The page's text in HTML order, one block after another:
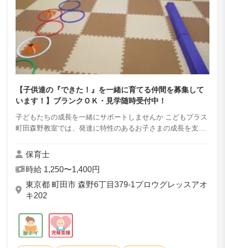
【子供達の『できた！』を一緒に育てる仲間を募集して
います！】ブランクＯＫ・見学随時受付中！
子どもたちの成長を一緒にサポートしませんか こどもプラス
町田森野教室では、発達に特性のあるお子さまの成長を支え
きた！」を一緒に喜び合える、温か...
保育士
時給 1,250〜1,400円
東京都 町田市 森野6丁目379-1プロウグレッスアオ
キ202